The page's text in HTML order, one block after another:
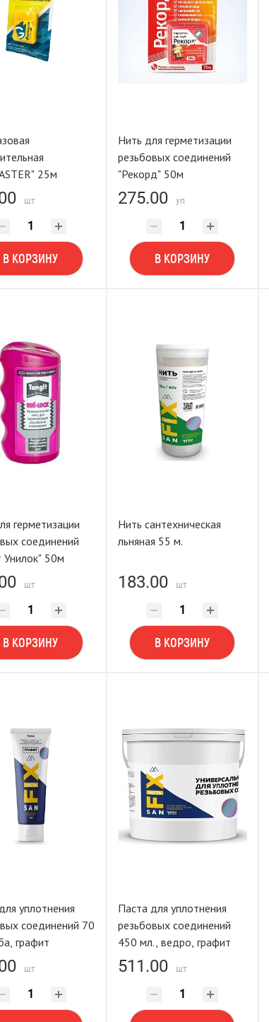
25м
шт
В КОРЗИНУ
Нить для герметизации
резьбовых соединений
"Рекорд" 50м
275.00 уп
В КОРЗИНУ
герметизации
соединений
"Тангит Унилок" 50м
шт
В КОРЗИНУ
Нить сантехническая
льняная 55 м.
183.00 шт
В КОРЗИНУ
уплотнения
соединений 70
графит
шт
Паста для уплотнения
резьбовых соединений
450 мл., ведро, графит
511.00 шт